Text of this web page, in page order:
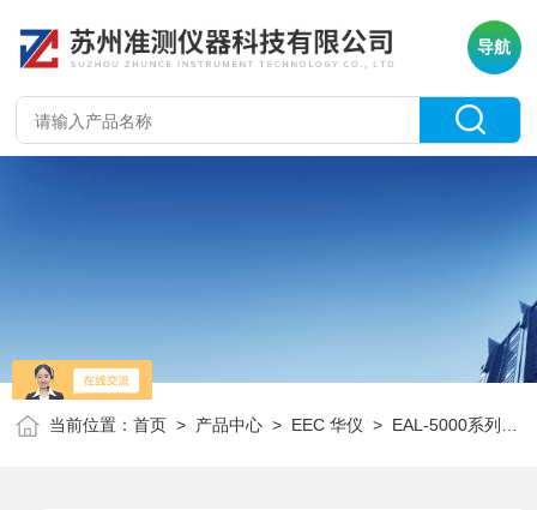
导航
当前位置：首页 > 产品中心 > EEC 华仪 > EAL-5000系列交流电源